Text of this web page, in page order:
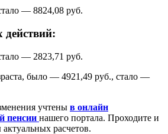
— 8824,08 руб.
действий:
— 2823,71 руб.
было — 4921,49 руб., стало —
учтены в онлайн
пенсии нашего портала. Проходите и
актуальных расчетов.